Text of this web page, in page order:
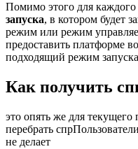
Помимо этого для каждого
запуска, в котором будет
режим или режим
предоставить платформе
подходящий режим
Как получить
это опять же для текущего
перебрать
не делает